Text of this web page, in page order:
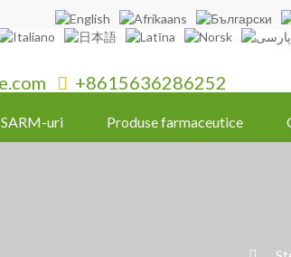
 +8615636286252
SARM-uri Produse farmaceutice